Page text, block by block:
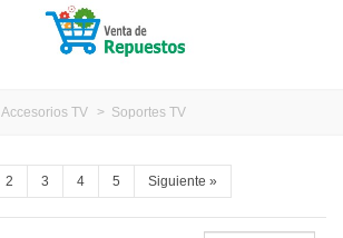
Accesorios TV > Soportes TV
2 3 4 5 Siguiente »